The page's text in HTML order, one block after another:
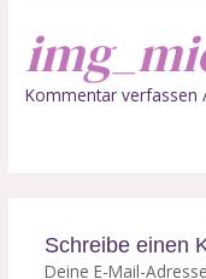
Kommentar verfassen
Schreibe einen
Deine E-Mail-